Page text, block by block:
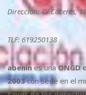
Dirección: C/ Cáceres,
TLF: 619250138
abenines unaONGD
2003con sede en el